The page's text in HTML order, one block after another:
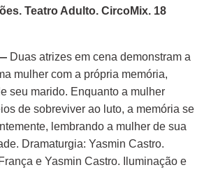
Teatro Adulto. CircoMix. 18
Duas atrizes em cena demonstram a
mulher com a própria memória,
seu marido. Enquanto a mulher
de sobreviver ao luto, a memória se
lembrando a mulher de sua
Dramaturgia: Yasmin Castro.
e Yasmin Castro. Iluminação e